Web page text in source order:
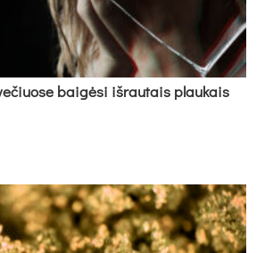
bai­gė­si iš­rau­tais plau­kais